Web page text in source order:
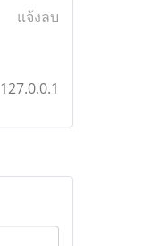
แจ้งลบ
127.0.0.1